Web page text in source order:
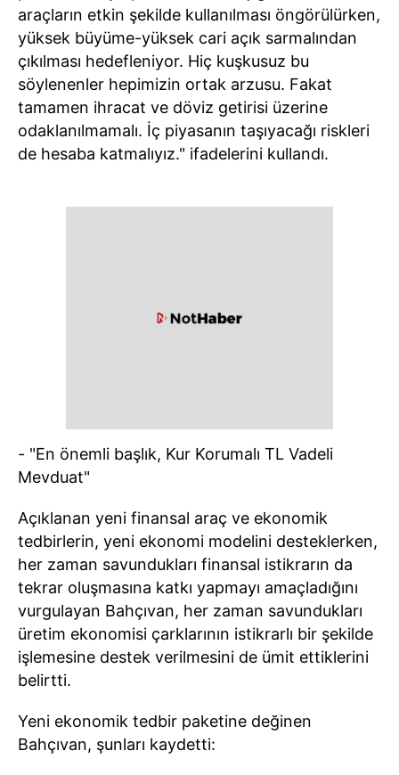
araçların etkin şekilde kullanılması öngörülürken,
yüksek büyüme-yüksek cari açık sarmalından
çıkılması hedefleniyor. Hiç kuşkusuz bu
söylenenler hepimizin ortak arzusu. Fakat
tamamen ihracat ve döviz getirisi üzerine
odaklanılmamalı. İç piyasanın taşıyacağı riskleri
de hesaba katmalıyız." ifadelerini kullandı.
- "En önemli başlık, Kur Korumalı TL Vadeli
Mevduat"
Açıklanan yeni finansal araç ve ekonomik
tedbirlerin, yeni ekonomi modelini desteklerken,
her zaman savundukları finansal istikrarın da
tekrar oluşmasına katkı yapmayı amaçladığını
vurgulayan Bahçıvan, her zaman savundukları
üretim ekonomisi çarklarının istikrarlı bir şekilde
işlemesine destek verilmesini de ümit ettiklerini
belirtti.
Yeni ekonomik tedbir paketine değinen
Bahçıvan, şunları kaydetti: